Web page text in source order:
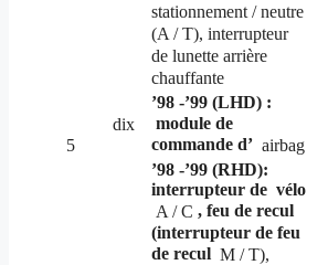
5
stationnement / neutre
(A / T), interrupteur
de lunette arrière
chauffante
dix
’98 -’99 (LHD) :
module de
commande d’ airbag
’98 -’99 (RHD):
interrupteur de vélo
A / C , feu de recul
(interrupteur de feu
de recul M / T),